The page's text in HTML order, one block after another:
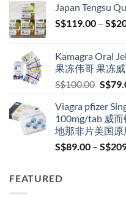
Japan Tengsu
S$119.00 – S$
Kamagra Oral
果冻伟哥 果冻
S$100.00
was:
S$
Viagra pfizer
100mg/tab 威
地那非片美国
S$89.00 – S$
FEATURED